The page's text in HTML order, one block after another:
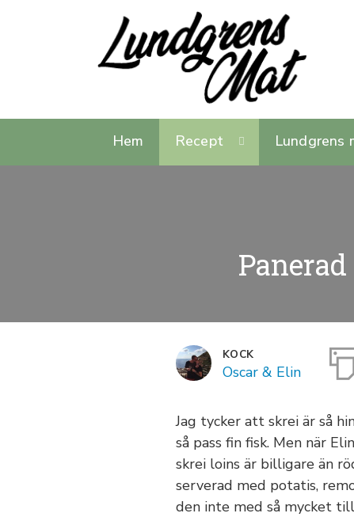
Hem Recept Lundgrens
KOCK
Oscar & Elin
Jag tycker att skrei är så
så pass fin fisk. Men när
skrei loins är billigare än
serverad med potatis,
den inte med så mycket